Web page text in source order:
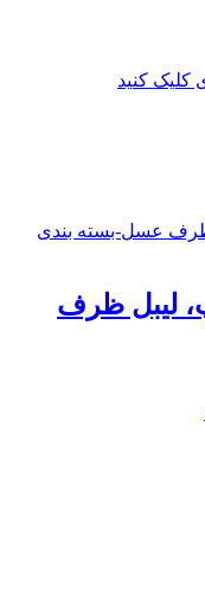
کنید
ليبل ظرف